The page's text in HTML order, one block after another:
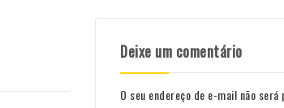
Deixe um comentário
O seu endereço de e-mail não